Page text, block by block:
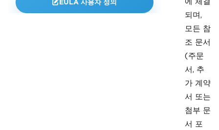
EULA 사용자 정의
되며,
모든 참
조 문서
(주문
서, 추
가 계약
서 또는
첨부 문
서 포